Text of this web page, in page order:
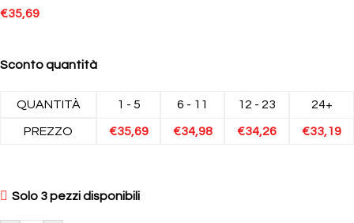
€35,69
Sconto quantità
QUANTITÀ 1 - 5 6 - 11 12 - 23 24+
PREZZO €35,69 €34,98 €34,26 €33,19
Solo 3 pezzi disponibili